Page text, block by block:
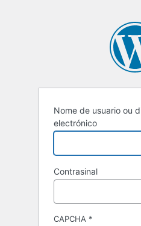
Nome de usuario ou
electrónico
Contrasinal
CAPCHA *